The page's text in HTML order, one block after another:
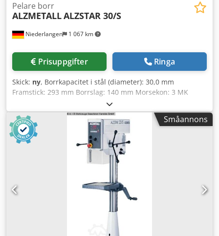
Niederlangen 1 067 km
Pelare borr
ALZMETALLALZSTAR 30/S
Prisuppgifter Ringa
Skick: ny, Borrkapacitet i stål (diameter): 30,0 mm
Framstick: 293 mm Borrslag: 140 mm Morsekon: 3 MK
Bord: 515 x 360 mm Varvtal: 225 - 4300 varv/min
Motoreffekt: 1,0 / 1,6 kW Kolonnens diameter: 115 mm
Avstånd spindel / bord: 132 / 724 mm Crodpfx Aexaa Ufem
Eef Vikt: 260 kg Maskinhöjd: 1790 mm Utrustning: -
Huvudströmbrytare med låsfunktion - Nödstoppsknapp
(svamptryck) - Strömbrytare för höger/vänster varv - Motor
med överhettningsskydd - Steglös varvtalsreglering -
Digital varvtalsvisning - Skyddsklass IP 54 - Motor
isolationsklass "F" (155°) - Anslutningskabel (utan kontakt,
kabellängd 2 m) - Spindelskydd med elektrisk säkerhet -
Ytbehandling: DD-struktur, signalvit RAL9003, PANTONE
Småannons